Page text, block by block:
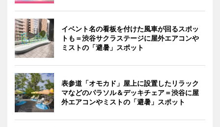
イベント名の看板を付けた風車が回るスポッ
トも＝渋谷サクラステージに屋外エアコンや
ミストの「避暑」スポット
表参道「オモカド」屋上に設置したリラック
マなどのパラソル＆デッキチェア＝渋谷に屋
外エアコンやミストの「避暑」スポット